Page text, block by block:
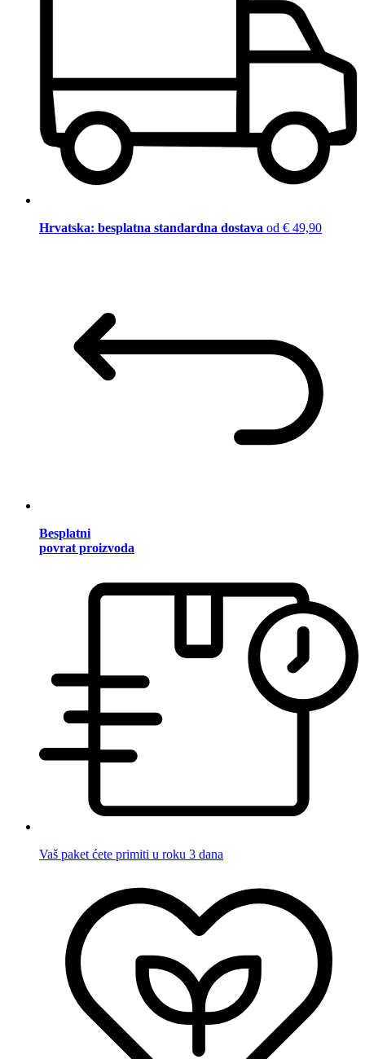
Hrvatska: besplatna standardna dostava od € 49,90
Besplatni
povrat proizvoda
Vaš paket ćete primiti u roku 3 dana